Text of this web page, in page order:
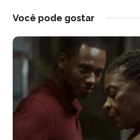
Você pode gostar